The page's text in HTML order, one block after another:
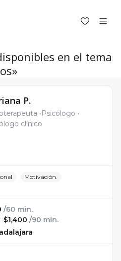
en el tema
P.
Psicólogo
clínico
Motivación.
/60 min.
$1,400 /90 min.